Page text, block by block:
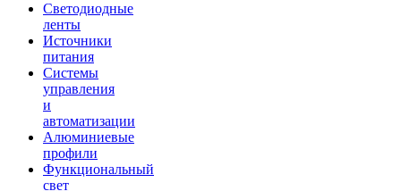
Светодиодные
ленты
Источники
питания
Системы
управления
и
автоматизации
Алюминиевые
профили
Функциональный
свет